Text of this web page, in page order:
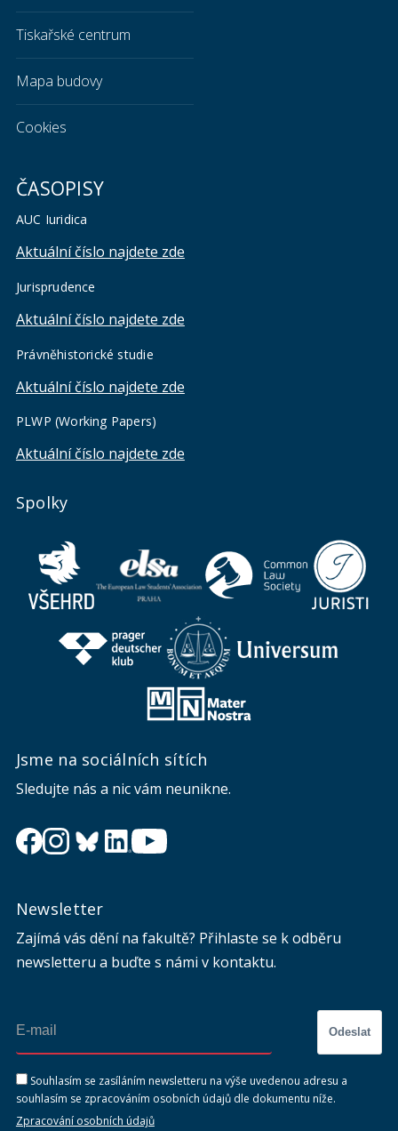
Tiskařské centrum
Mapa budovy
Cookies
ČASOPISY
AUC Iuridica
Aktuální číslo najdete zde
Jurisprudence
Aktuální číslo najdete zde
Právněhistorické studie
Aktuální číslo najdete zde
PLWP (Working Papers)
Aktuální číslo najdete zde
Spolky
Jsme na sociálních sítích
Sledujte nás a nic vám neunikne.
Newsletter
Zajímá vás dění na fakultě? Přihlaste se k odběru
newsletteru a buďte s námi v kontaktu.
Odeslat
Souhlasím se zasíláním newsletteru na výše uvedenou adresu a
souhlasím se zpracováním osobních údajů dle dokumentu níže.
Zpracování osobních údajů